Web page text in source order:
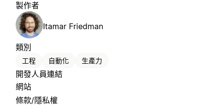
製作者
Itamar Friedman
類別
工程 自動化 生產力
開發人員連結
網站
條款/隱私權